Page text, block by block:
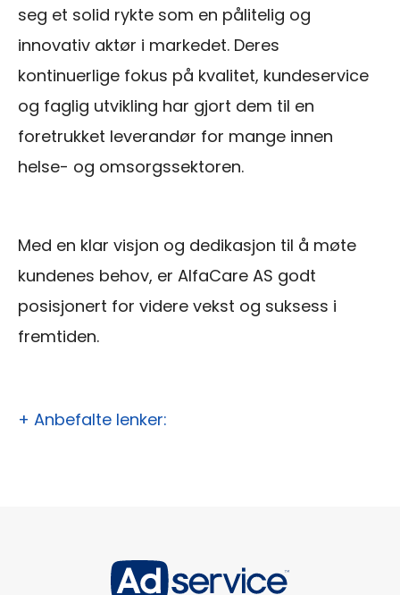
seg et solid rykte som en pålitelig og
innovativ aktør i markedet. Deres
kontinuerlige fokus på kvalitet, kundeservice
og faglig utvikling har gjort dem til en
foretrukket leverandør for mange innen
helse- og omsorgssektoren.
Med en klar visjon og dedikasjon til å møte
kundenes behov, er AlfaCare AS godt
posisjonert for videre vekst og suksess i
fremtiden.
+ Anbefalte lenker: